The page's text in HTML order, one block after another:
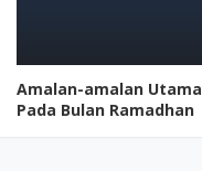
Amalan-amalan Utama
Pada Bulan Ramadhan